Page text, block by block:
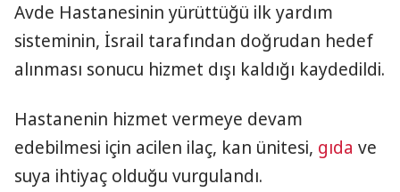
Avde Hastanesinin yürüttüğü ilk yardım
sisteminin, İsrail tarafından doğrudan hedef
alınması sonucu hizmet dışı kaldığı kaydedildi.
Hastanenin hizmet vermeye devam
edebilmesi için acilen ilaç, kan ünitesi, gıda ve
suya ihtiyaç olduğu vurgulandı.